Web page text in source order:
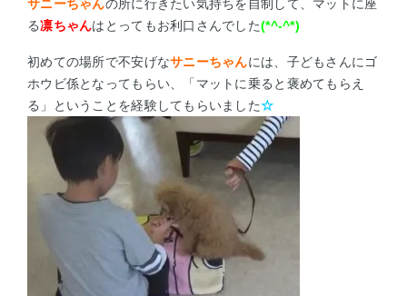
サニーちゃんの所に行きたい気持ちを自制して、マットに座
る凛ちゃんはとってもお利口さんでした(*^-^*)
初めての場所で不安げなサニーちゃんには、子どもさんにゴ
ホウビ係となってもらい、「マットに乗ると褒めてもらえ
る」ということを経験してもらいました☆